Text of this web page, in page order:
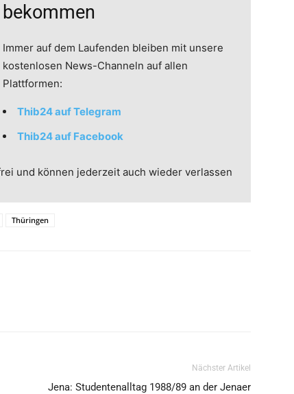
bekommen
Immer auf dem Laufenden bleiben mit unsere
kostenlosen News-Channeln auf allen
Plattformen:
Thib24 auf Telegram
Thib24 auf Facebook
und können jederzeit auch wieder verlassen
Thüringen
Nächster Artikel
Jena: Studentenalltag 1988/89 an der Jenaer